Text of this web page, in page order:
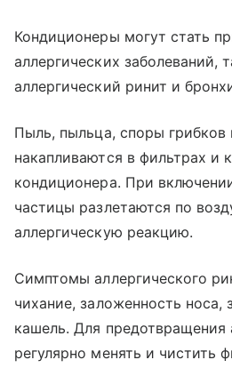
Кондиционеры могут стать
аллергических заболеваний,
аллергический ринит и
Пыль, пыльца, споры грибков
накапливаются в фильтрах и
кондиционера. При
частицы разлетаются по
аллергическую реакцию.
Симптомы аллергического
чихание, заложенность носа,
кашель. Для предотвращения
регулярно менять и чистить